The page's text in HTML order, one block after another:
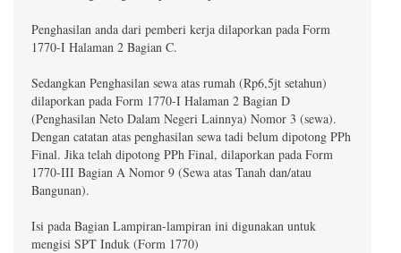
Penghasilan anda dari pemberi kerja dilaporkan pada Form
1770-I Halaman 2 Bagian C.
Sedangkan Penghasilan sewa atas rumah (Rp6,5jt setahun)
dilaporkan pada Form 1770-I Halaman 2 Bagian D
(Penghasilan Neto Dalam Negeri Lainnya) Nomor 3 (sewa).
Dengan catatan atas penghasilan sewa tadi belum dipotong PPh
Final. Jika telah dipotong PPh Final, dilaporkan pada Form
1770-III Bagian A Nomor 9 (Sewa atas Tanah dan/atau
Bangunan).
Isi pada Bagian Lampiran-lampiran ini digunakan untuk
mengisi SPT Induk (Form 1770)